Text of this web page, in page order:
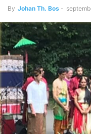
By Johan Th. Bos -